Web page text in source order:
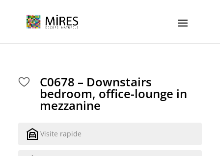
C0678 – Downstairs
bedroom, office-lounge in
mezzanine
Visite rapide